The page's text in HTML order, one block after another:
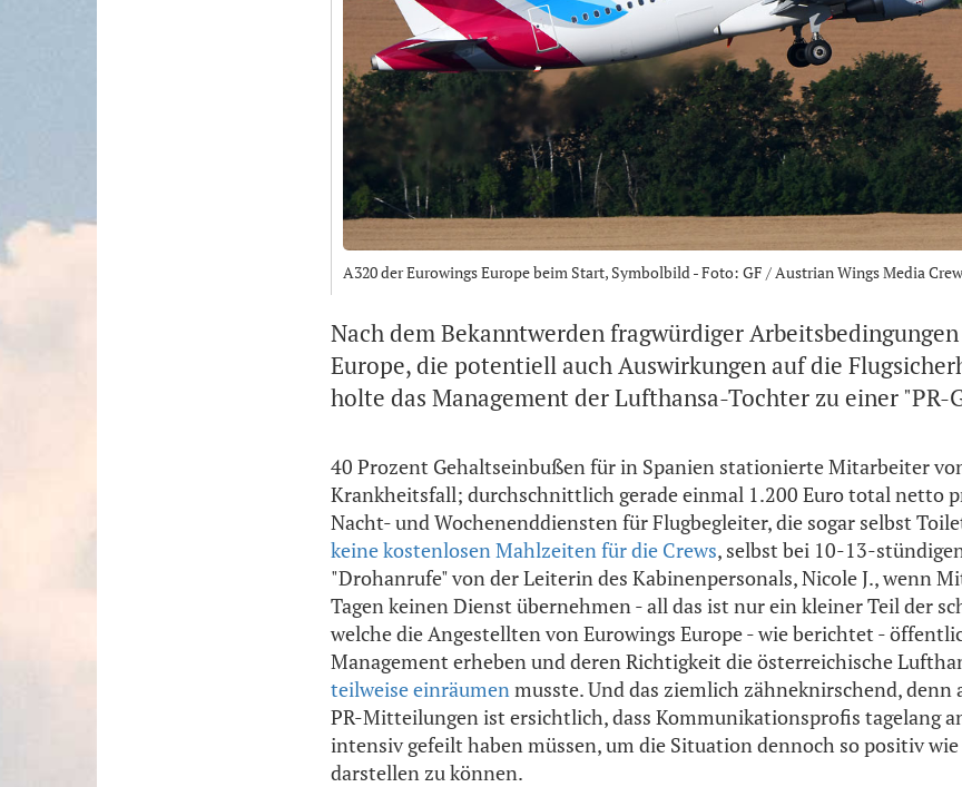
A320 der Eurowings Europe beim Start, Symbolbild - Foto: GF / Austrian Wings Media Crew
Nach dem Bekanntwerden fragwürdiger
Europe, die potentiell auch Auswirkungen auf die
holte das Management der Lufthansa-Tochter zu einer "PR-
40 Prozent Gehaltseinbußen für in Spanien stationierte Mitarbeiter
Krankheitsfall; durchschnittlich gerade einmal 1.200 Euro total netto
Nacht- und Wochenenddiensten für Flugbegleiter, die sogar selbst
keine kostenlosen Mahlzeiten für die Crews, selbst bei 10-13-
"Drohanrufe" von der Leiterin des Kabinenpersonals, Nicole J., wenn
Tagen keinen Dienst übernehmen - all das ist nur ein kleiner Teil der
welche die Angestellten von Eurowings Europe - wie berichtet -
Management erheben und deren Richtigkeit die österreichische
teilweise einräumenmusste. Und das ziemlich zähneknirschend, denn
PR-Mitteilungen ist ersichtlich, dass Kommunikationsprofis tagelang
intensiv gefeilt haben müssen, um die Situation dennoch so positiv
darstellen zu können.